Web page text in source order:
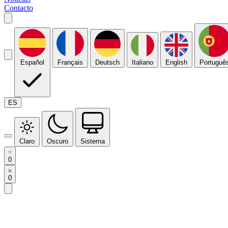
Contacto
Español Français Deutsch Italiano English
ES
Claro Oscuro Sistema
0
0